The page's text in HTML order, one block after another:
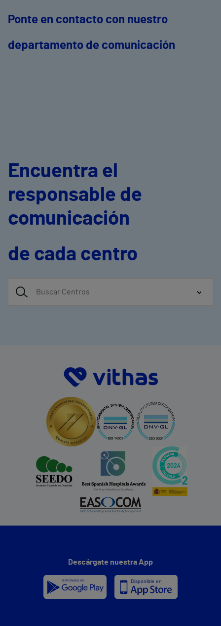
Ponte en contacto con nuestro
departamento de comunicación
Encuentra el
responsable de
comunicación
de cada centro
Descárgate nuestra App